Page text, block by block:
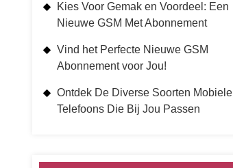
Kies Voor Gemak en Voordeel: Een
Nieuwe GSM Met Abonnement
Vind het Perfecte Nieuwe GSM
Abonnement voor Jou!
Ontdek De Diverse Soorten Mobiele
Telefoons Die Bij Jou Passen